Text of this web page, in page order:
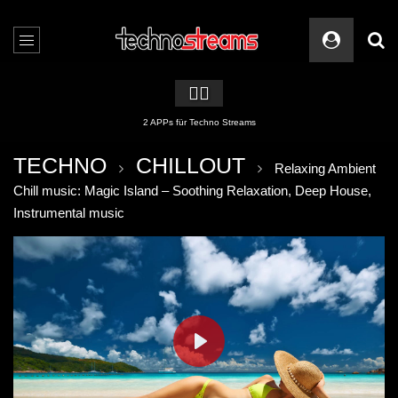
🏳️‍🌈
2 APPs für Techno Streams
TECHNO CHILLOUT
Relaxing Ambient
Chill music: Magic Island – Soothing Relaxation, Deep House,
Instrumental music
PLAY